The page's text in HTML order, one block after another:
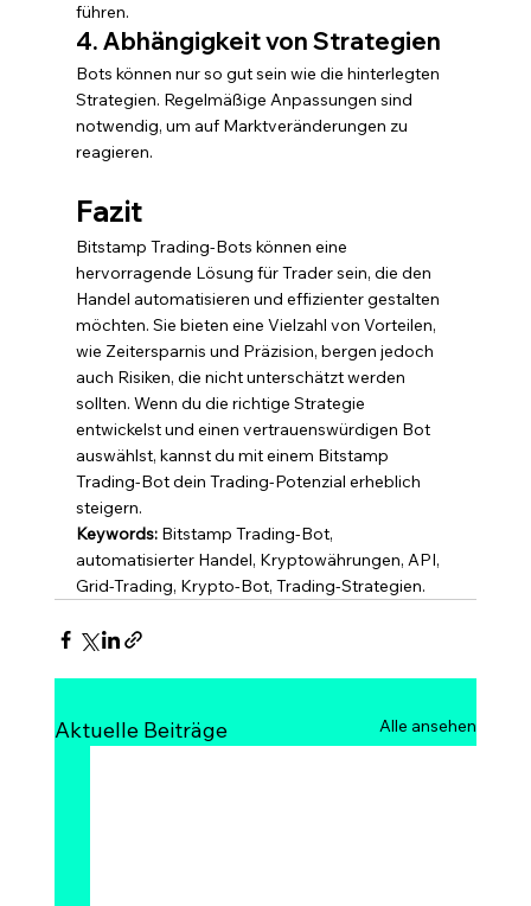
führen.
4. Abhängigkeit von Strategien
Bots können nur so gut sein wie die hinterlegten
Strategien. Regelmäßige Anpassungen sind
notwendig, um auf Marktveränderungen zu
reagieren.
Fazit
Bitstamp Trading-Bots können eine
hervorragende Lösung für Trader sein, die den
Handel automatisieren und effizienter gestalten
möchten. Sie bieten eine Vielzahl von Vorteilen,
wie Zeitersparnis und Präzision, bergen jedoch
auch Risiken, die nicht unterschätzt werden
sollten. Wenn du die richtige Strategie
entwickelst und einen vertrauenswürdigen Bot
auswählst, kannst du mit einem Bitstamp
Trading-Bot dein Trading-Potenzial erheblich
steigern.
Keywords: Bitstamp Trading-Bot,
automatisierter Handel, Kryptowährungen, API,
Grid-Trading, Krypto-Bot, Trading-Strategien.
Aktuelle Beiträge Alle ansehen